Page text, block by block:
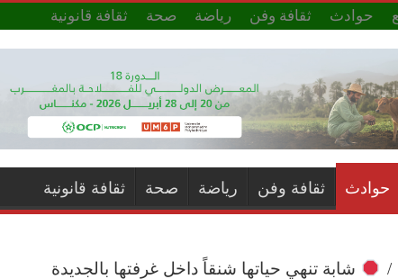
حوادث ثقافة وفن رياضة صحة ثقافة قانونية
حوادث ثقافة وفن رياضة صحة ثقافة قانونية
/ شابة تنهي حياتها شنقاً داخل غرفتها بالجديدة